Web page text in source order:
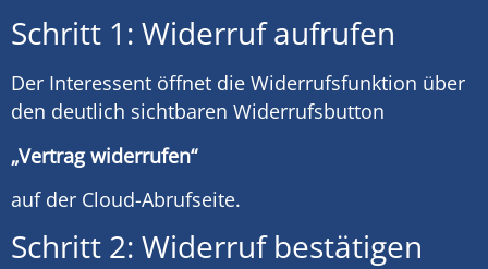
Schritt 1: Widerruf aufrufen
Der Interessent öffnet die Widerrufsfunktion über
den deutlich sichtbaren Widerrufsbutton
„Vertrag widerrufen“
auf der Cloud-Abrufseite.
Schritt 2: Widerruf bestätigen